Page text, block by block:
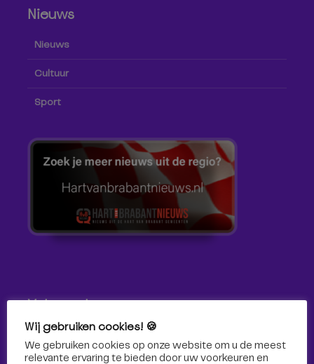
Nieuws
Nieuws
Cultuur
Sport
Volg ons!
Volg Omroep Tilburg niet alleen hier, maar ook via social
media!
Wij gebruiken cookies! 🍪
We gebruiken cookies op onze website om u de meest
relevante ervaring te bieden door uw voorkeuren en